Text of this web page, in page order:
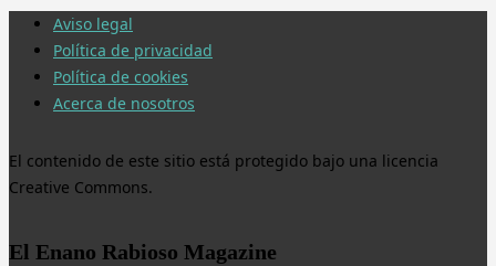
Aviso legal
Política de privacidad
Política de cookies
Acerca de nosotros
El contenido de este sitio está protegido bajo una licencia
Creative Commons.
El Enano Rabioso Magazine